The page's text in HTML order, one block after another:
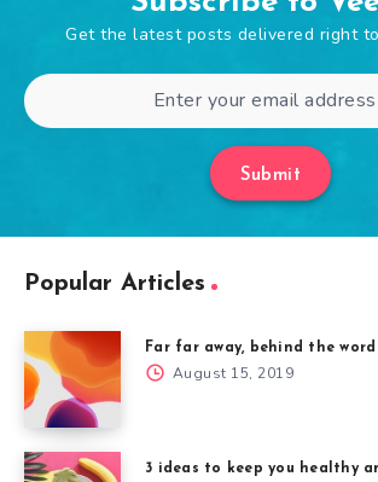
Get the latest posts delivered right
Submit
Popular Articles
Far far away, behind the
August 15, 2019
3 ideas to keep you healthy